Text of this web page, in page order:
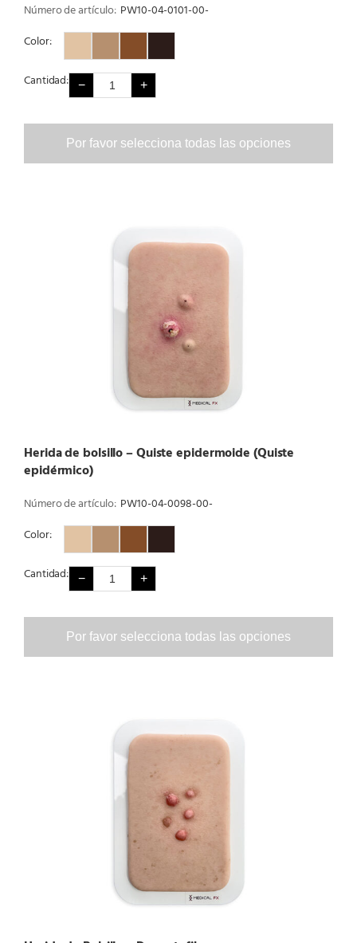
Número de artículo: PW10-04-0101-00-
Color:
Cantidad: − +
Por favor selecciona todas las opciones
Herida de bolsillo – Quiste epidermoide (Quiste
epidérmico)
Número de artículo: PW10-04-0098-00-
Color:
Cantidad: − +
Por favor selecciona todas las opciones